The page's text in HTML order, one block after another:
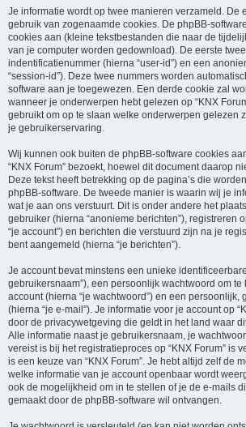
Je informatie wordt op twee manieren verzameld. De
gebruik van zogenaamde cookies. De phpBB-
cookies aan (kleine tekstbestanden die naar de
van je computer worden gedownload). De eerste
indentificatienummer (hierna “user-id”) en een
“session-id”). Deze twee nummers worden
software aan je toegewezen. Een derde cookie zal
wanneer je onderwerpen hebt gelezen op “KNX
gebruikt om op te slaan welke onderwerpen gelezen
je gebruikerservaring.
Wij kunnen ook buiten de phpBB-software cookies
“KNX Forum” bezoekt, hoewel dit document daarop
Deze tekst heeft betrekking op de pagina’s die
phpBB-software. De tweede manier is waarin wij je
wat je aan ons verstuurt. Dit is onder andere het
gebruiker (hierna “anonieme berichten”), registreren
“je account”) en berichten die verstuurd zijn na je
bent aangemeld (hierna “je berichten”).
Je account bevat minstens een unieke
gebruikersnaam”), een persoonlijk wachtwoord om
account (hierna “je wachtwoord”) en een persoonlijk,
(hierna “je e-mail”). Je informatie voor je account op
door de privacywetgeving die geldt in het land waar
Alle informatie naast je gebruikersnaam, je
vereist is bij het registratieproces op “KNX Forum” is
is een keuze van “KNX Forum”. Je hebt altijd zelf de
welke informatie van je account openbaar wordt
ook de mogelijkheid om in te stellen of je de e-mails
gemaakt door de phpBB-software wil ontvangen.